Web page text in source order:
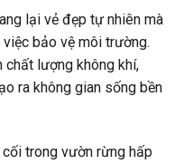
lại vẻ đẹp tự nhiên mà
bảo vệ môi trường.
chất lượng không khí,
ra không gian sống bền
trong vườn rừng hấp